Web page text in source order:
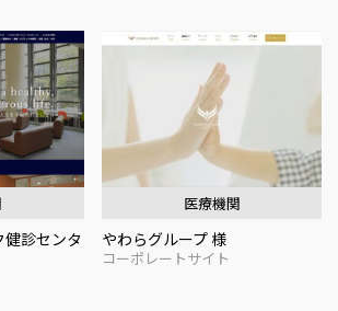
診センタ
医療機関
やわらグループ 様
コーポレートサイト